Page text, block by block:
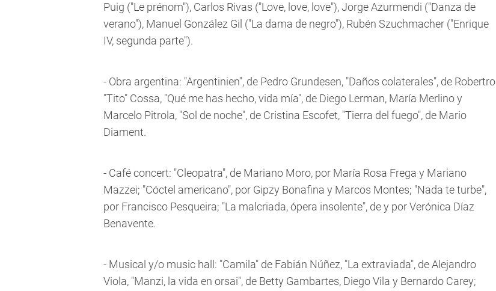
Puig ("Le prénom"), Carlos Rivas ("Love, love, love"), Jorge Azurmendi ("Danza de
verano"), Manuel González Gil ("La dama de negro"), Rubén Szuchmacher ("Enrique
IV, segunda parte").
- Obra argentina: "Argentinien", de Pedro Grundesen, "Daños colaterales", de Robertro
"Tito" Cossa, "Qué me has hecho, vida mía", de Diego Lerman, María Merlino y
Marcelo Pitrola, "Sol de noche", de Cristina Escofet, "Tierra del fuego", de Mario
Diament.
- Café concert: "Cleopatra", de Mariano Moro, por María Rosa Frega y Mariano
Mazzei; "Cóctel americano", por Gipzy Bonafina y Marcos Montes; "Nada te turbe",
por Francisco Pesqueira; "La malcriada, ópera insolente", de y por Verónica Díaz
Benavente.
- Musical y/o music hall: "Camila" de Fabián Núñez, "La extraviada", de Alejandro
Viola, "Manzi, la vida en orsai", de Betty Gambartes, Diego Vila y Bernardo Carey;